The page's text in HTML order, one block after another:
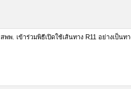
สพพ. เข้าร่วมพิธีเปิดใช้เส้นทาง R11 อย่างเป็นท